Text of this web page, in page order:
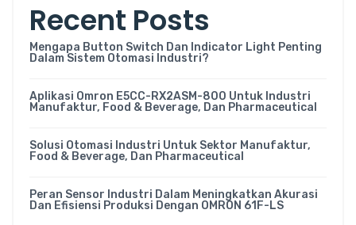
Recent Posts
Mengapa Button Switch Dan Indicator Light Penting
Dalam Sistem Otomasi Industri?
Aplikasi Omron E5CC-RX2ASM-800 Untuk Industri
Manufaktur, Food & Beverage, Dan Pharmaceutical
Solusi Otomasi Industri Untuk Sektor Manufaktur,
Food & Beverage, Dan Pharmaceutical
Peran Sensor Industri Dalam Meningkatkan Akurasi
Dan Efisiensi Produksi Dengan OMRON 61F-LS